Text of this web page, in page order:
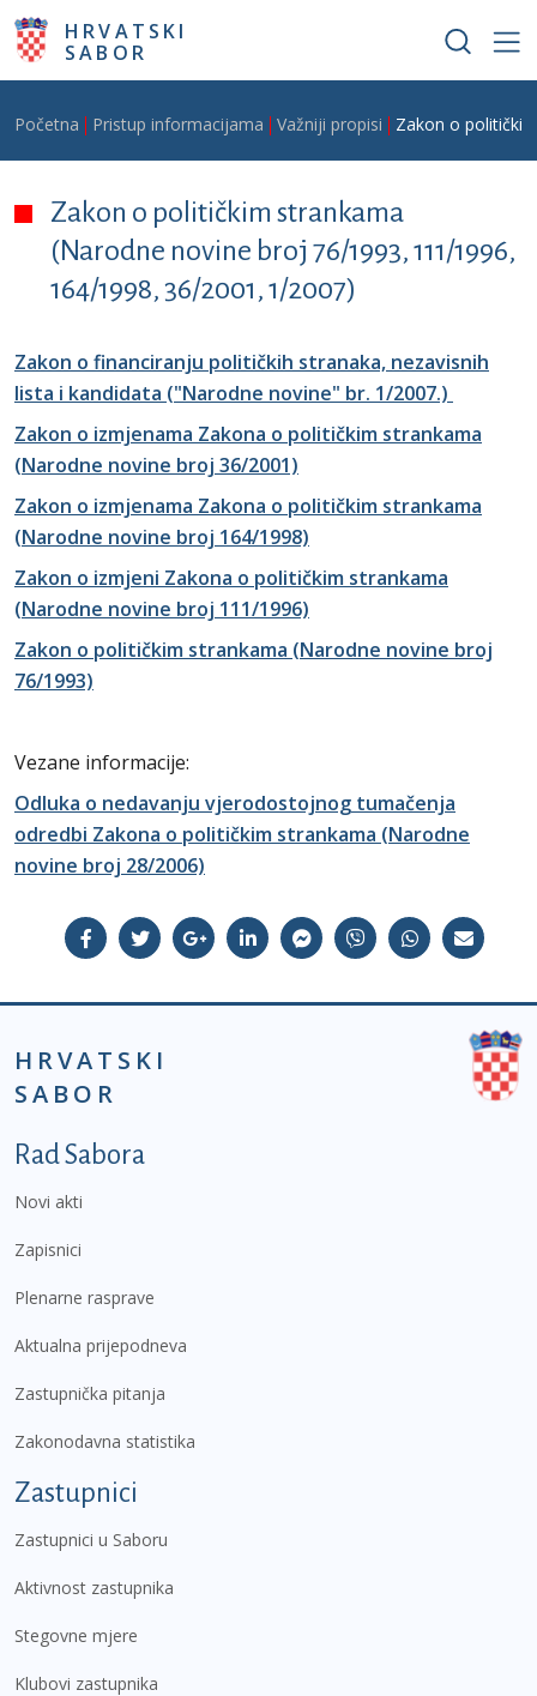
Skoči na glavni sadržaj
HRVATSKI
SABOR
Breadcrumb
Početna Pristup informacijama Važniji propisi Zakon o
Zakon o političkim strankama
(Narodne novine broj 76/1993, 111/1996,
164/1998, 36/2001, 1/2007)
Zakon o financiranju političkih stranaka, nezavisnih
lista i kandidata ("Narodne novine" br. 1/2007.)
Zakon o izmjenama Zakona o političkim strankama
(Narodne novine broj 36/2001)
Zakon o izmjenama Zakona o političkim strankama
(Narodne novine broj 164/1998)
Zakon o izmjeni Zakona o političkim strankama
(Narodne novine broj 111/1996)
Zakon o političkim strankama (Narodne novine broj
76/1993)
Vezane informacije:
Odluka o nedavanju vjerodostojnog tumačenja
odredbi Zakona o političkim strankama (Narodne
novine broj 28/2006)
HRVATSKI
SABOR
Podnožje prvi izbornik
Rad Sabora
Novi akti
Zapisnici
Plenarne rasprave
Aktualna prijepodneva
Zastupnička pitanja
Zakonodavna statistika
Zastupnici
Zastupnici u Saboru
Aktivnost zastupnika
Stegovne mjere
Klubovi zastupnika